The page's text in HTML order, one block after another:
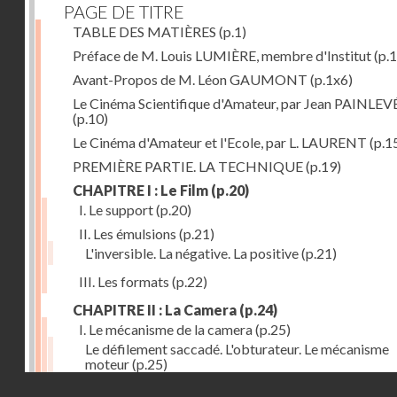
PAGE DE TITRE
TABLE DES MATIÈRES (p.1)
Préface de M. Louis LUMIÈRE, membre d'Institut
Avant-Propos de M. Léon GAUMONT (p.1x6)
Le Cinéma Scientifique d'Amateur, par Jean
(p.10)
Le Cinéma d'Amateur et l'Ecole, par L. LAURENT
PREMIÈRE PARTIE. LA TECHNIQUE(p.19)
CHAPITRE I : Le Film (p.20)
I. Le support(p.20)
II. Les émulsions (p.21)
L'inversible. La négative. La positive(p.21)
III. Les formats (p.22)
CHAPITRE II : La Camera (p.24)
I. Le mécanisme de la camera(p.25)
Le défilement saccadé. L'obturateur. Le mécanisme
moteur(p.25)